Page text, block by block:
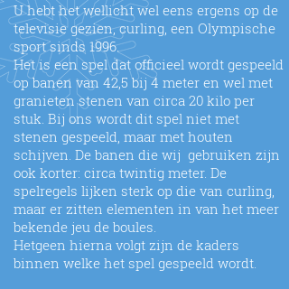
U hebt het wellicht wel eens ergens op de
televisie gezien, curling, een Olympische
sport sinds 1996.
Het is een spel dat officieel wordt gespeeld
op banen van 42,5 bij 4 meter en wel met
granieten stenen van circa 20 kilo per
stuk. Bij ons wordt dit spel niet met
stenen gespeeld, maar met houten
schijven. De banen die wij gebruiken zijn
ook korter: circa twintig meter. De
spelregels lijken sterk op die van curling,
maar er zitten elementen in van het meer
bekende jeu de boules.
Hetgeen hierna volgt zijn de kaders
binnen welke het spel gespeeld wordt.